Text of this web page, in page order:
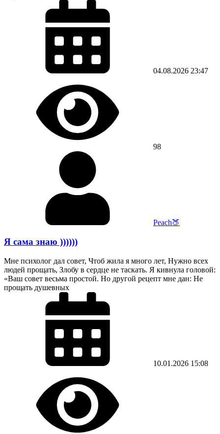
04.08.2026 23:47
98
Peach🍑
Я сама знаю ))))))
Мне психолог дал совет, Чтоб жила я много лет, Нужно всех
людей прощать, Злобу в сердце не таскать. Я кивнула головой:
«Ваш совет весьма простой. Но другой рецепт мне дан: Не
прощать душевных
10.01.2026 15:08